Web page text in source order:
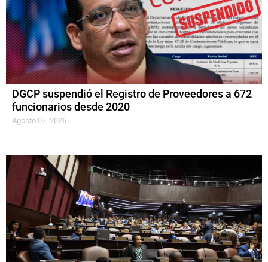
DGCP suspendió el Registro de Proveedores a 672
funcionarios desde 2020
Agosto 07, 2026